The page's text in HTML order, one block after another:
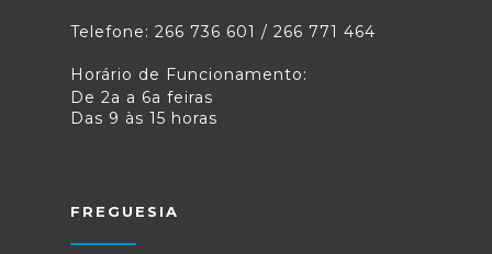
Telefone: 266 736 601 / 266 771 464
Horário de Funcionamento:
De 2a a 6a feiras
Das 9 às 15 horas
FREGUESIA